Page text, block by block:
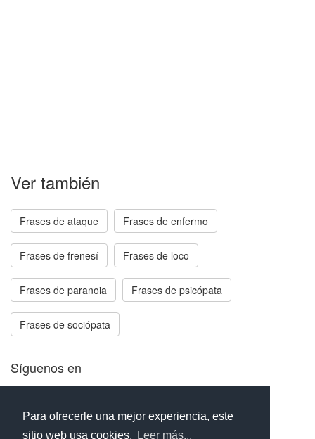
Para ofrecerle una mejor experiencia, este
sitio web usa cookies.
Leer más...
Ver también
Frases de ataque Frases de enfermo
Frases de frenesí Frases de loco
Frases de paranoia Frases de psicópata
Frases de sociópata
Síguenos en